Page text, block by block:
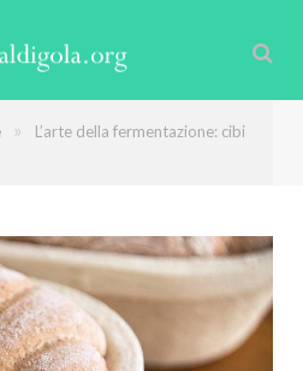
»
L’arte della fermentazione: cibi